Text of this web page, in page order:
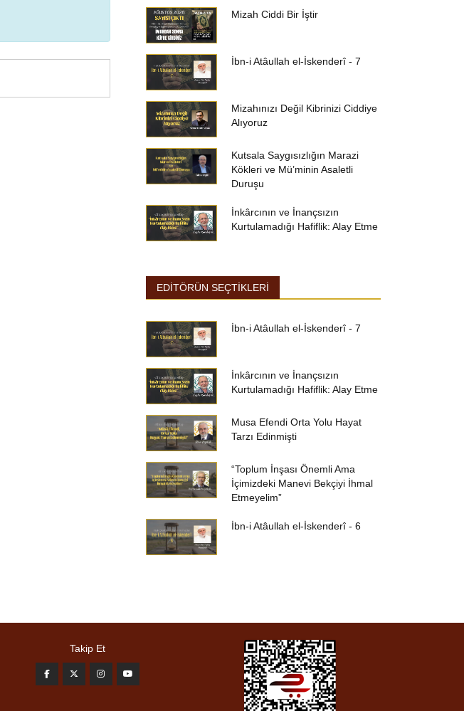
Mizah Ciddi Bir İştir
İbn-i Atâullah el-İskenderî - 7
Mizahınızı Değil Kibrinizi Ciddiye
Alıyoruz
Kutsala Saygısızlığın Marazi
Kökleri ve Mü’minin Asaletli
Duruşu
İnkârcının ve İnançsızın
Kurtulamadığı Hafiflik: Alay Etme
EDİTÖRÜN SEÇTİKLERİ
İbn-i Atâullah el-İskenderî - 7
İnkârcının ve İnançsızın
Kurtulamadığı Hafiflik: Alay Etme
Musa Efendi Orta Yolu Hayat
Tarzı Edinmişti
“Toplum İnşası Önemli Ama
İçimizdeki Manevi Bekçiyi İhmal
Etmeyelim”
İbn-i Atâullah el-İskenderî - 6
Takip Et